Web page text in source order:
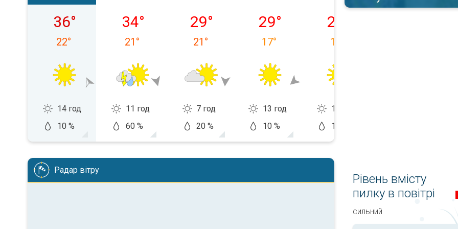
пʼятниця, 07.08
36°
22°
14 год
10 %
субота, 08.08
34°
21 °
11 год
60 %
неділя, 09.08
29°
21 °
7 год
20 %
понеділок, 10.08
29°
17°
13 год
10 %
вівторок, 11.08
29
16
13 год
10 %
Радар вітру
Рівень вмісту
пилку в повітрі
сильний